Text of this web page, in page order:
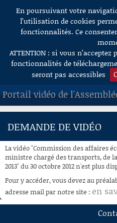
Aller au contenu
En poursuivant votre
l’utilisation de cookies
fonctionnalités. Ce
ATTENTION : si vous
fonctionnalités de
seront pas accessibles
Portail vidéo de
ACCUEIL
À LA DEMANDE
RECHERCHE
AIDE À LA DÉCOUPE
DE VIDÉOS
DEMANDE DE VIDÉO
La vidéo "Commission des affaires
ministre chargé des transports, de
2013" du 30 octobre 2012 n'est plus
Pour y accéder, vous devez au
adresse mail par notre site : en